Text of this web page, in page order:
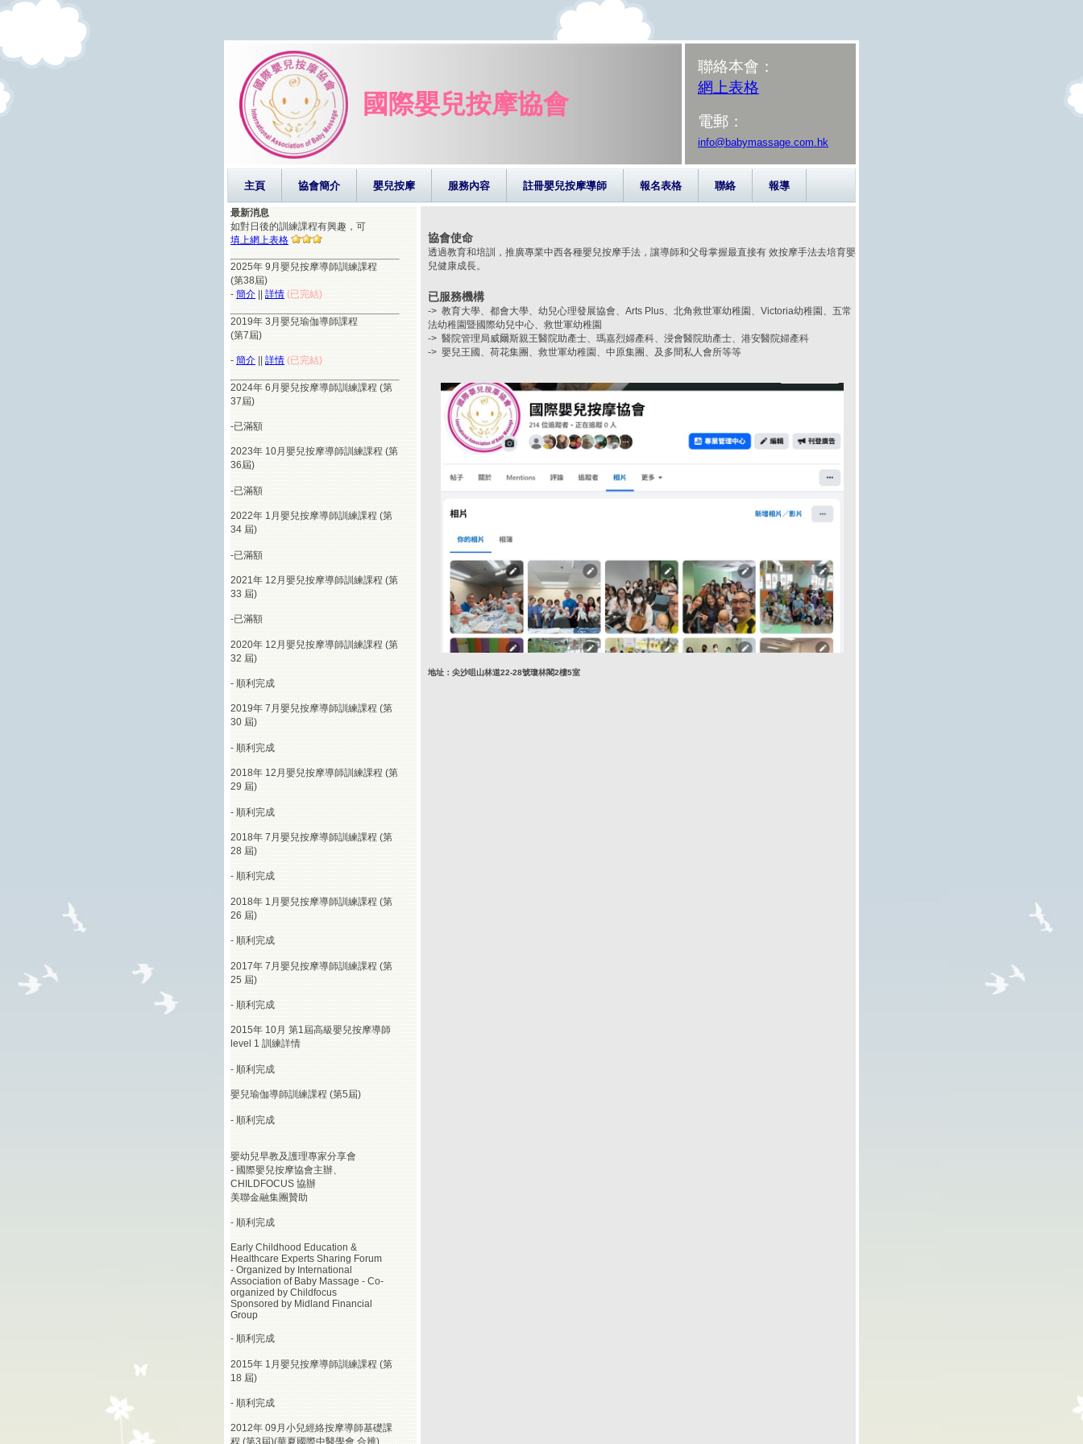
國際嬰兒按摩協會
聯絡本會：
網上表格
電郵：
info@babymassage.com.hk
主頁 協會簡介 嬰兒按摩 服務內容 註冊嬰兒按摩導師 報名表格 聯絡 報導
協會使命
透過教育和培訓，推廣專業中西各種嬰兒按摩手法，讓導師和父母掌握最直接有 效按摩手法去培育嬰
兒健康成長。
已服務機構
-> 教育大學、都會大學、幼兒心理發展協會、Arts Plus、北角救世軍幼稚園、Victoria幼稚園、五常
法幼稚園暨國際幼兒中心、救世軍幼稚園
-> 醫院管理局威爾斯親王醫院助產士、瑪嘉烈婦產科、浸會醫院助產士、港安醫院婦產科
-> 嬰兒王國、荷花集團、救世軍幼稚園、中原集團、及多間私人會所等等
地址：尖沙咀山林道22-28號瓊林閣2樓5室
最新消息
如對日後的訓練課程有興趣，可
填上網上表格
2025年 9月嬰兒按摩導師訓練課程
(第38屆)
- 簡介 詳情 (已完結)
2019年 3月嬰兒瑜伽導師課程
(第7屆)
- 簡介 詳情 (已完結)
2024年 6月嬰兒按摩導師訓練課程 (第
37屆)
-已滿額
2023年 10月嬰兒按摩導師訓練課程 (第
36屆)
-已滿額
2022年 1月嬰兒按摩導師訓練課程 (第
34 屆)
-已滿額
2021年 12月嬰兒按摩導師訓練課程 (第
33 屆)
-已滿額
2020年 12月嬰兒按摩導師訓練課程 (第
32 屆)
- 順利完成
2019年 7月嬰兒按摩導師訓練課程 (第
30 屆)
- 順利完成
2018年 12月嬰兒按摩導師訓練課程 (第
29 屆)
- 順利完成
2018年 7月嬰兒按摩導師訓練課程 (第
28 屆)
- 順利完成
2018年 1月嬰兒按摩導師訓練課程 (第
26 屆)
- 順利完成
2017年 7月嬰兒按摩導師訓練課程 (第
25 屆)
- 順利完成
2015年 10月 第1屆高級嬰兒按摩導師
level 1 訓練詳情
- 順利完成
嬰兒瑜伽導師訓練課程 (第5屆)
- 順利完成
嬰幼兒早教及護理專家分享會
- 國際嬰兒按摩協會主辦、
CHILDFOCUS 協辦
美聯金融集團贊助
- 順利完成
Early Childhood Education &
Healthcare Experts Sharing Forum
- Organized by International
Association of Baby Massage - Co-
organized by Childfocus
Sponsored by Midland Financial
Group
- 順利完成
2015年 1月嬰兒按摩導師訓練課程 (第
18 屆)
- 順利完成
2012年 09月小兒經絡按摩導師基礎課